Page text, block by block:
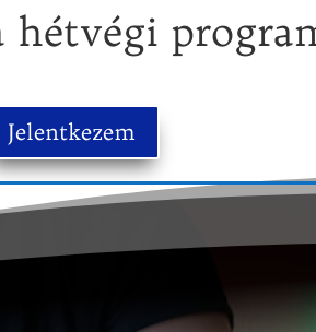
hétvégi
Jelentkezem